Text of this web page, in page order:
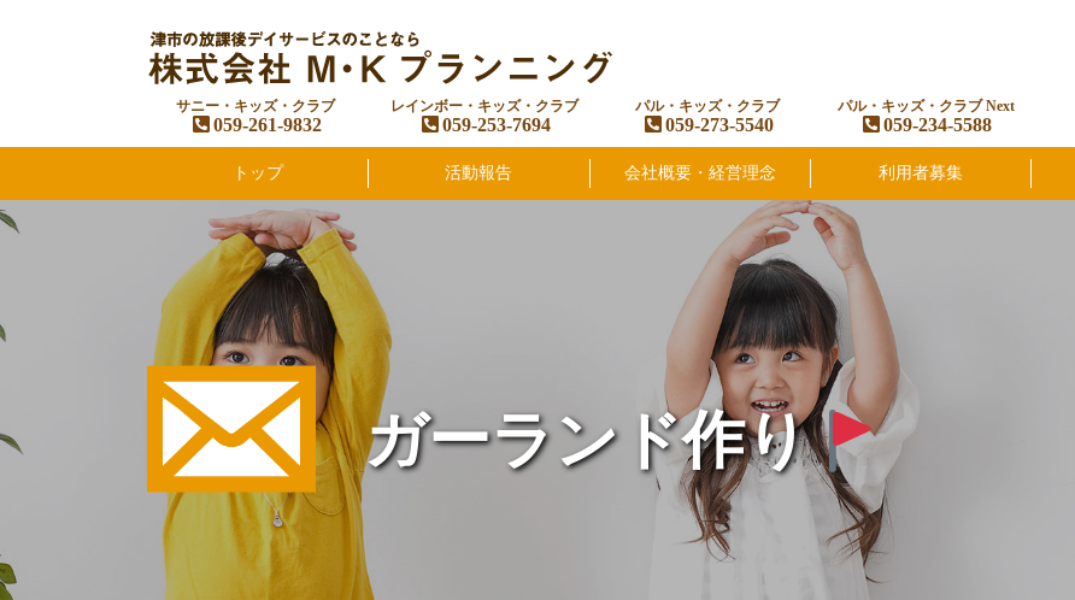
サニー・キッズ・クラブ
059-261-9832
レインボー・キッズ・クラブ
059-253-7694
パル・キッズ・クラブ
059-273-5540
パル・キッズ・クラブ Next
059-234-5588
トップ 活動報告 会社概要・経営理念 利用者募集
ガーランド作り